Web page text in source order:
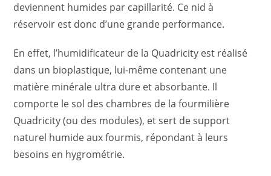
deviennent humides par capillarité. Ce nid à
réservoir est donc d’une grande performance.
En effet, l’humidificateur de la Quadricity est réalisé
dans un bioplastique, lui-même contenant une
matière minérale ultra dure et absorbante. Il
comporte le sol des chambres de la fourmilière
Quadricity (ou des modules), et sert de support
naturel humide aux fourmis, répondant à leurs
besoins en hygrométrie.